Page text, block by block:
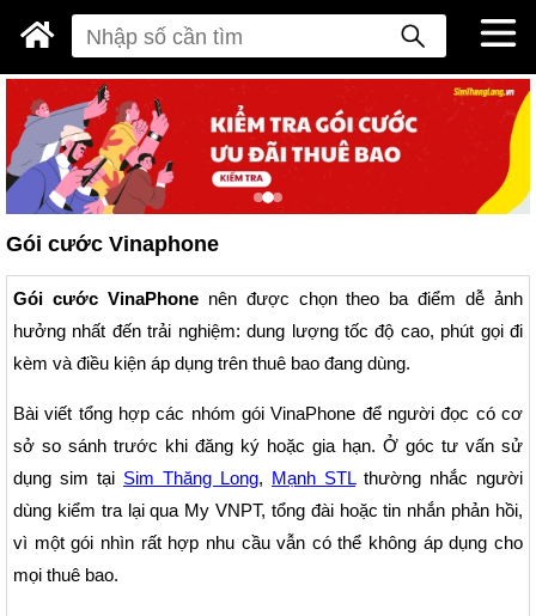
Gói cước Vinaphone
Gói cước VinaPhonenên được chọn theo ba điểm dễ ảnh
hưởng nhất đến trải nghiệm: dung lượng tốc độ cao, phút gọi đi
kèm và điều kiện áp dụng trên thuê bao đang dùng.
Bài viết tổng hợp các nhóm gói VinaPhone để người đọc có cơ
sở so sánh trước khi đăng ký hoặc gia hạn. Ở góc tư vấn sử
dụng sim tại Sim Thăng Long, Mạnh STLthường nhắc người
dùng kiểm tra lại qua My VNPT, tổng đài hoặc tin nhắn phản hồi,
vì một gói nhìn rất hợp nhu cầu vẫn có thể không áp dụng cho
mọi thuê bao.